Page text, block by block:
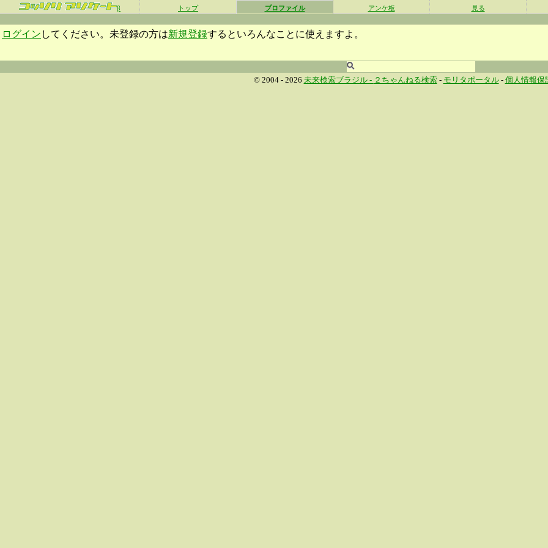
β トップ プロファイル アンケ板 見る
ログイン してください。未登録の方は新規登録するといろんなことに使えますよ。
© 2004 - 2026 未来検索ブラジル - ２ちゃんねる検索- モリタポータル- 個人情報保